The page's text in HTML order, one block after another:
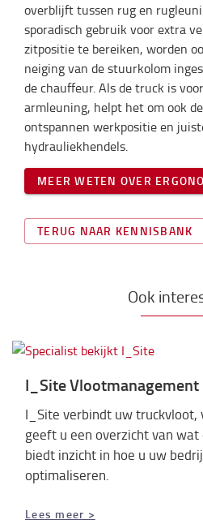
overblijft tussen rug en
sporadisch gebruik voor extra
zitpositie te bereiken, worden
neiging van de stuurkolom
de chauffeur. Als de truck is
armleuning, helpt het om ook
ontspannen werkpositie en
hydrauliekhendels.
MEER WETEN OVER
TERUG NAAR KENNISBANK
Ook
I_Site Vlootmanagement
I_Site verbindt uw truckvloot,
geeft u een overzicht van
biedt inzicht in hoe u uw
optimaliseren.
Lees meer >